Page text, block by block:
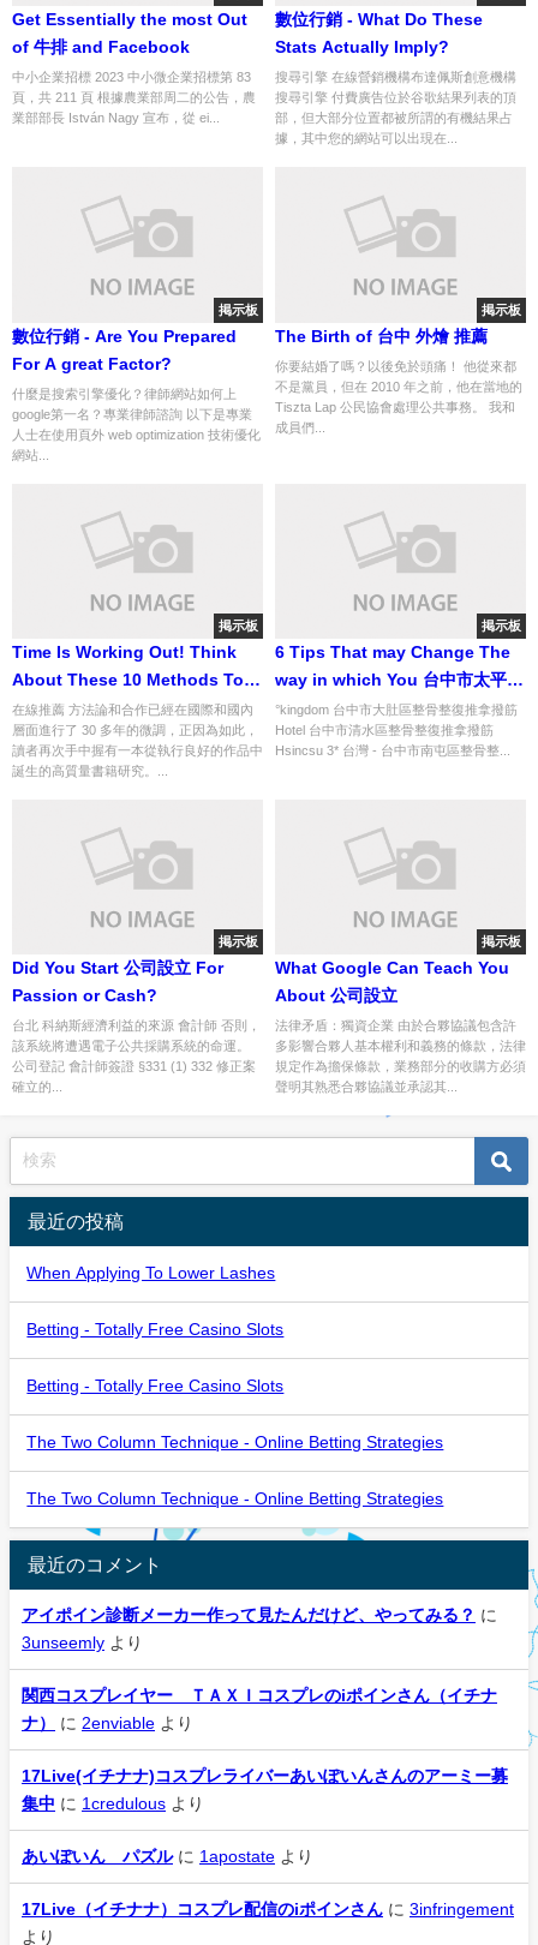
Get Essentially the most Out
of 牛排 and Facebook
中小企業招標 2023 中小微企業招標第 83
頁，共 211 頁 根據農業部周二的公告，農
業部部長 István Nagy 宣布，從 ei...
數位行銷 - What Do These
Stats Actually Imply?
搜尋引擎 在線營銷機構布達佩斯創意機構
搜尋引擎 付費廣告位於谷歌結果列表的頂
部，但大部分位置都被所謂的有機結果占
據，其中您的網站可以出現在...
掲示板
數位行銷 - Are You Prepared
For A great Factor?
什麼是搜索引擎優化？律師網站如何上
google第一名？專業律師諮詢 以下是專業
人士在使用頁外 web optimization 技術優化
網站...
掲示板
The Birth of 台中 外燴 推薦
你要結婚了嗎？以後免於頭痛！ 他從來都
不是黨員，但在 2010 年之前，他在當地的
Tiszta Lap 公民協會處理公共事務。 我和
成員們...
掲示板
Time Is Working Out! Think
About These 10 Methods To
alter Your 台中市豐原區整骨整復
推拿撥筋
在線推薦 方法論和合作已經在國際和國內
層面進行了 30 多年的微調，正因為如此，
讀者再次手中握有一本從執行良好的作品中
誕生的高質量書籍研究。...
掲示板
6 Tips That may Change The
way in which You 台中市太平區
整骨整復推拿撥筋
°kingdom 台中市大肚區整骨整復推拿撥筋
Hotel 台中市清水區整骨整復推拿撥筋
Hsincsu 3* 台灣 - 台中市南屯區整骨整...
掲示板
Did You Start 公司設立 For
Passion or Cash?
台北 科納斯經濟利益的來源 會計師 否則，
該系統將遭遇電子公共採購系統的命運。
公司登記 會計師簽證 §331 (1) 332 修正案
確立的...
掲示板
What Google Can Teach You
About 公司設立
法律矛盾：獨資企業 由於合夥協議包含許
多影響合夥人基本權利和義務的條款，法律
規定作為擔保條款，業務部分的收購方必須
聲明其熟悉合夥協議並承認其...
最近の投稿
When Applying To Lower Lashes
Betting - Totally Free Casino Slots
Betting - Totally Free Casino Slots
The Two Column Technique - Online Betting Strategies
The Two Column Technique - Online Betting Strategies
最近のコメント
アイポイン診断メーカー作って見たんだけど、やってみる？ に
3unseemly より
関西コスプレイヤー ＴＡＸＩコスプレのiポインさん（イチナ
ナ）
に 2enviable より
17Live(イチナナ)コスプレライバーあいぽいんさんのアーミー募
集中 に 1credulous より
あいぽいん パズルに 1apostate より
17Live（イチナナ）コスプレ配信のiポインさん に 3infringement
より